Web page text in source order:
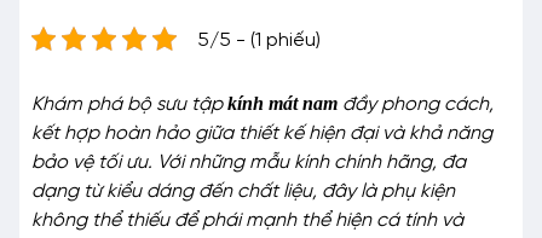
5/5 - (1 phiếu)
Khám phá bộ sưu tậpkính mát nam đầy phong cách,
kết hợp hoàn hảo giữa thiết kế hiện đại và khả năng
bảo vệ tối ưu. Với những mẫu kính chính hãng, đa
dạng từ kiểu dáng đến chất liệu, đây là phụ kiện
không thể thiếu để phái mạnh thể hiện cá tính và